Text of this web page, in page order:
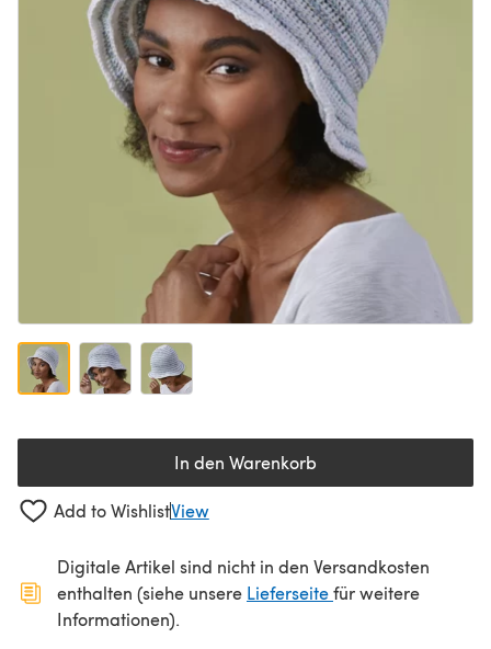
In den Warenkorb
Add to WishlistView
Digitale Artikel sind nicht in den Versandkosten
enthalten (siehe unsere Lieferseite(öffnet sich in
für weitere
Informationen).